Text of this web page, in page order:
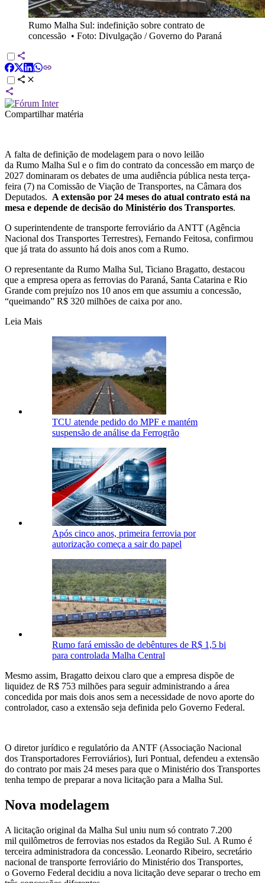
Rumo Malha Sul: indefinição sobre contrato de
concessão • Foto: Divulgação / Governo do Paraná
Compartilhar matéria
A falta de definição de modelagem para o novo leilão
da Rumo Malha Sul e o fim do contrato da concessão em março de
2027 dominaram os debates de uma audiência pública nesta terça-
feira (7) na Comissão de Viação de Transportes, na Câmara dos
Deputados. A extensão por 24 meses do atual contrato está na
mesa e depende de decisão do Ministério dos Transportes.
O superintendente de transporte ferroviário da ANTT (Agência
Nacional dos Transportes Terrestres), Fernando Feitosa, confirmou
que já trata do assunto há dois anos com a Rumo.
O representante da Rumo Malha Sul, Ticiano Bragatto, destacou
que a empresa opera as ferrovias do Paraná, Santa Catarina e Rio
Grande com prejuízo nos 10 anos em que assumiu a concessão,
“queimando” R$ 320 milhões de caixa por ano.
Leia Mais
TCU atende pedido do MPF e mantém
suspensão de análise da Ferrogrão
Após cinco anos, primeira ferrovia por
autorização começa a sair do papel
Rumo fará emissão de debêntures de R$ 1,5 bi
para controlada Malha Central
Mesmo assim, Bragatto deixou claro que a empresa dispõe de
liquidez de R$ 753 milhões para seguir administrando a área
concedida por mais dois anos sem a necessidade de novo aporte do
controlador, caso a extensão seja definida pelo Governo Federal.
O diretor jurídico e regulatório da ANTF (Associação Nacional
dos Transportadores Ferroviários), Iuri Pontual, defendeu a extensão
do contrato por mais 24 meses para que o Ministério dos Transportes
tenha tempo de preparar a nova licitação para a Malha Sul.
Nova modelagem
A licitação original da Malha Sul uniu num só contrato 7.200
mil quilômetros de ferrovias nos estados da Região Sul. A Rumo é
terceira administradora da concessão. Leonardo Ribeiro, secretário
nacional de transporte ferroviário do Ministério dos Transportes,
o Governo Federal decidiu a nova licitação deve separar o trecho em